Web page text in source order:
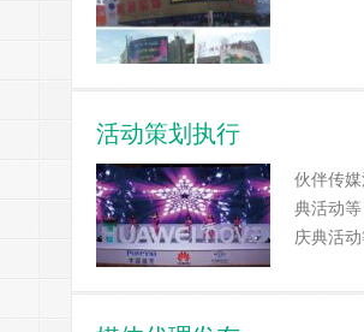
活动策划执行
伙伴传
典活动
庆典活动